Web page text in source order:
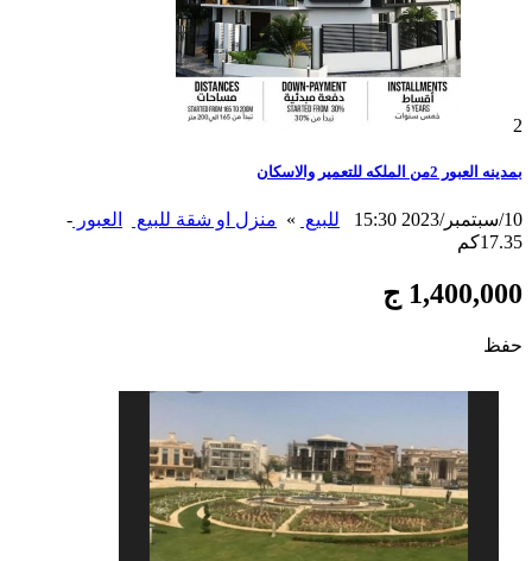
2
بمدينه العبور 2من الملكه للتعمير والاسكان
10/سبتمبر/2023 15:30 للبيع » منزل او شقة للبيع العبور -
17.35كم
1,400,000 ج
حفظ